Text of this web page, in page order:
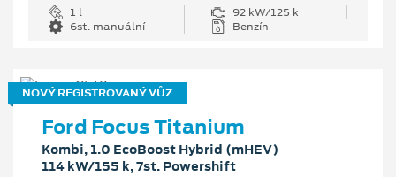
1 l
92 kW/125 k
6st. manuální
Benzín
NOVÝ REGISTROVANÝ VŮZ
Ford Focus Titanium
Kombi, 1.0 EcoBoost Hybrid (mHEV)
114 kW/155 k, 7st. Powershift